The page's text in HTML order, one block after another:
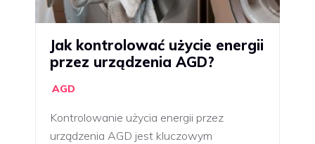
Jak kontrolować użycie energii
przez urządzenia AGD?
AGD
Kontrolowanie użycia energii przez
urządzenia AGD jest kluczowym